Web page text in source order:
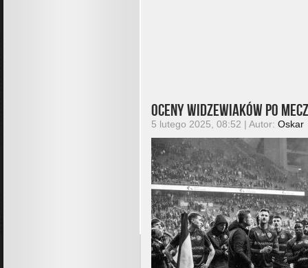
Oceny widzewiaków po
5 lutego 2025, 08:52 | Autor: Oskar